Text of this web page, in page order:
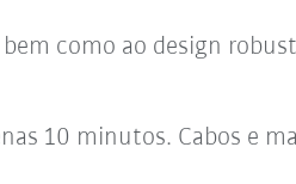
como ao design
10 minutos. Cabos e